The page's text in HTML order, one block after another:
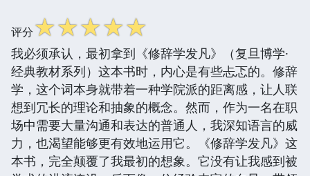
评分☆☆☆☆☆
我必须承认，最初拿到《修辞学发凡》（复旦博学·
经典教材系列）这本书时，内心是有些忐忑的。修辞
学，这个词本身就带着一种学院派的距离感，让人联
想到冗长的理论和抽象的概念。然而，作为一名在职
场中需要大量沟通和表达的普通人，我深知语言的威
力，也渴望能够更有效地运用它。《修辞学发凡》这
本书，完全颠覆了我最初的想象。它没有让我感到被